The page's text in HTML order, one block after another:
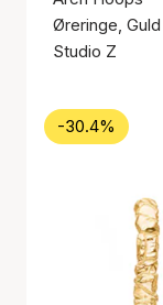
Øreringe,
Studio Z
-30.4%